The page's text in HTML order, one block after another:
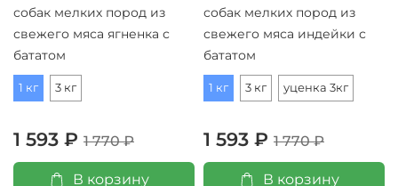
собак мелких пород из
свежего мяса ягненка с
бататом
1 кг 3 кг
1 593 ₽ 1 770 ₽
В корзину
собак мелких пород из
свежего мяса индейки с
бататом
1 кг 3 кг уценка 3кг
1 593 ₽ 1 770 ₽
В корзину